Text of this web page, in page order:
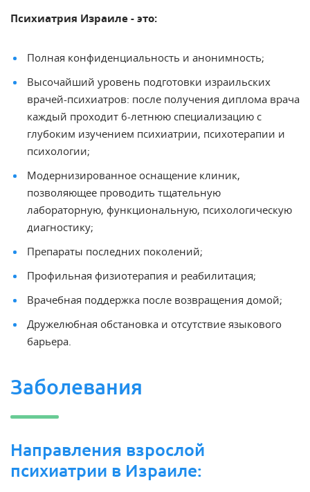
Психиатрия Израиле - это:
Полная конфиденциальность и анонимность;
Высочайший уровень подготовки израильских
врачей-психиатров: после получения диплома врача
каждый проходит 6-летнюю специализацию с
глубоким изучением психиатрии, психотерапии и
психологии;
Модернизированное оснащение клиник,
позволяющее проводить тщательную
лабораторную, функциональную, психологическую
диагностику;
Препараты последних поколений;
Профильная физиотерапия и реабилитация;
Врачебная поддержка после возвращения домой;
Дружелюбная обстановка и отсутствие языкового
барьера.
Заболевания
Направления взрослой
психиатрии в Израиле: